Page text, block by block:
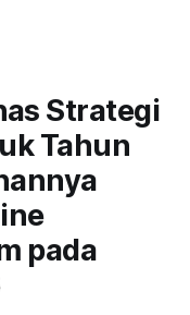
Strategi
Tahun
pada